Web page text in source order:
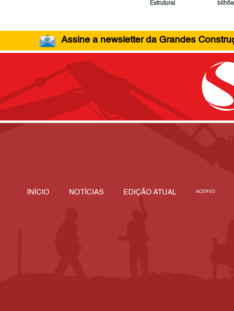
Estrutural
Assine a newsletter da Grandes
INÍCIO NOTÍCIAS EDIÇÃO ATUAL ACERVO